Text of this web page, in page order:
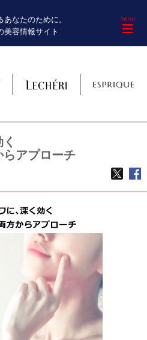
あなたのために。
美容情報サイト
アプローチ